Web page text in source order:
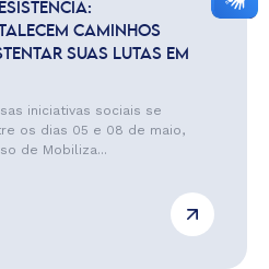
CAMINHOS
SUAS LUTAS EM
iniciativas sociais se
os dias 05 e 08 de maio,
de Mobiliza...